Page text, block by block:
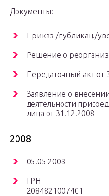
Документы:
Приказ /публикац./
Решение о
Передаточный акт от
Заявление о
деятельности
лица от 31.12.2008
2008
05.05.2008
ГРН
2084821007401